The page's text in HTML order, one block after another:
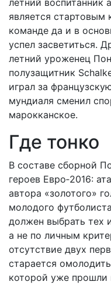
летний
является
команде да и в
успел засветиться.
летний уроженец
полузащитник
играл за
мундиаля сменил
марокканское.
Где тонко
В составе сборной
героев Евро‑2016:
автора «золотого»
молодого
должен выбрать тех
а не по личным
отсутствие двух
старается
которой уже прошли